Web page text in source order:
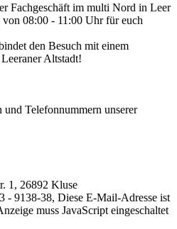
Fachgeschäft im multi Nord in Leer
von 08:00 - 11:00 Uhr für euch
den Besuch mit einem
Altstadt!
Telefonnummern unserer
1, 26892 Kluse
- 9138-38, Diese E-Mail-Adresse ist
muss JavaScript eingeschaltet